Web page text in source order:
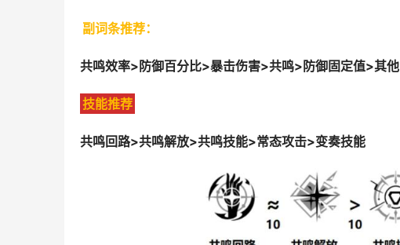
副词条推荐：
共鸣效率>防御百分比>暴击伤害>共鸣>防御固定值>其他
技能推荐
共鸣回路>共鸣解放>共鸣技能>常态攻击>变奏技能